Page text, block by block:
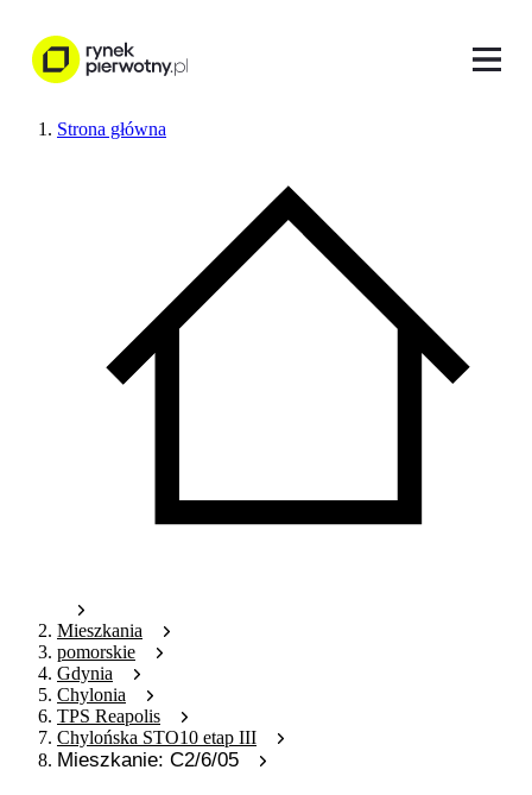
Strona główna
Mieszkania
pomorskie
Gdynia
Chylonia
TPS Reapolis
Chylońska STO10 etap III
Mieszkanie: C2/6/05